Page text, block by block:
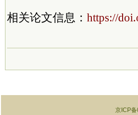
相关论文信息： https://
京ICP